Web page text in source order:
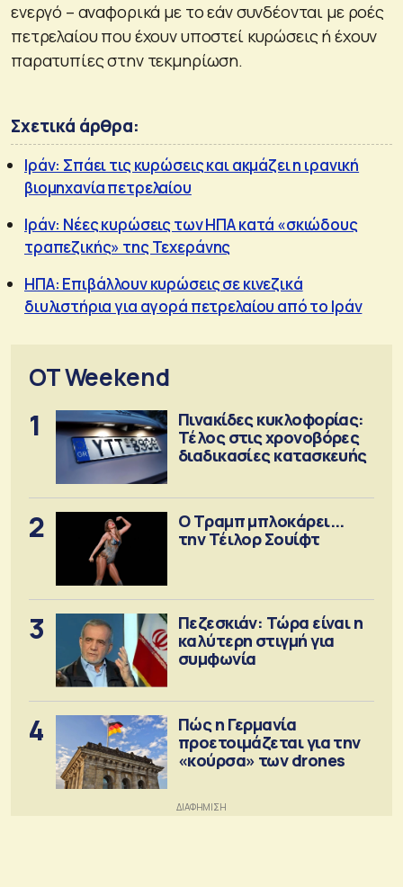
ενεργό – αναφορικά με το εάν συνδέονται με ροές
πετρελαίου που έχουν υποστεί κυρώσεις ή έχουν
παρατυπίες στην τεκμηρίωση.
Σχετικά άρθρα:
Ιράν: Σπάει τις κυρώσεις και ακμάζει η ιρανική
βιομηχανία πετρελαίου
Ιράν: Νέες κυρώσεις των ΗΠΑ κατά «σκιώδους
τραπεζικής» της Τεχεράνης
ΗΠΑ: Επιβάλλουν κυρώσεις σε κινεζικά
διυλιστήρια για αγορά πετρελαίου από το Ιράν
OT Weekend
1
Πινακίδες κυκλοφορίας:
Τέλος στις χρονοβόρες
διαδικασίες κατασκευής
2
Ο Τραμπ μπλοκάρει...
την Τέιλορ Σουίφτ
3
Πεζεσκιάν: Τώρα είναι η
καλύτερη στιγμή για
συμφωνία
4
Πώς η Γερμανία
προετοιμάζεται για την
«κούρσα» των drones